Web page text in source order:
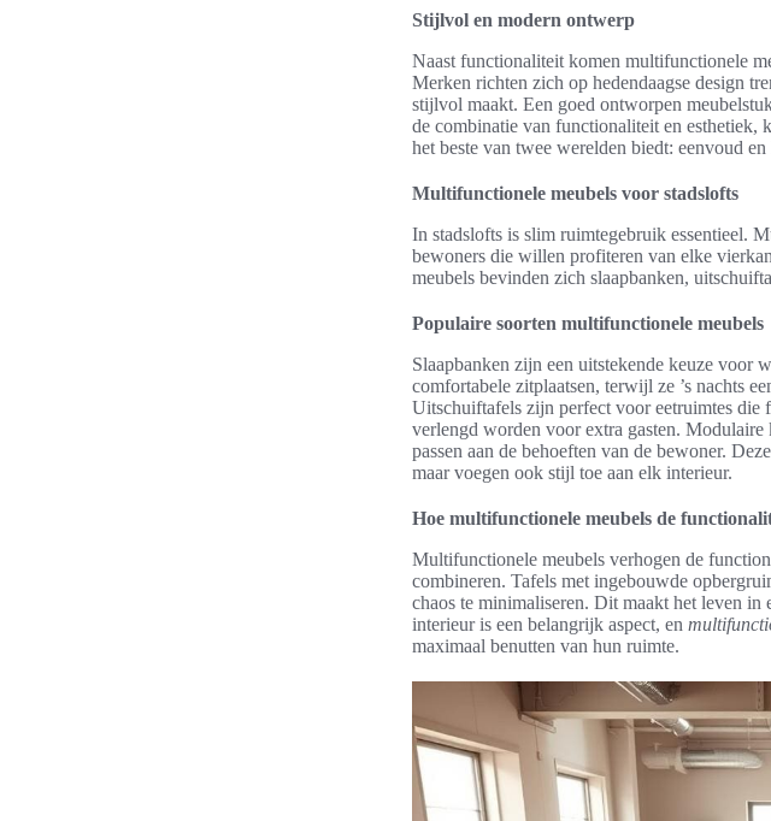
Stijlvol en modern ontwerp
Naast functionaliteit komen multifunctionele
Merken richten zich op hedendaagse design
stijlvol maakt. Een goed ontworpen
de combinatie van functionaliteit en esthetiek,
het beste van twee werelden biedt: eenvoud en
Multifunctionele meubels voor stadslofts
In stadslofts is slim ruimtegebruik essentieel.
bewoners die willen profiteren van elke
meubels bevinden zich slaapbanken,
Populaire soorten multifunctionele meubels
Slaapbanken zijn een uitstekende keuze voor
comfortabele zitplaatsen, terwijl ze ’s nachts
Uitschuiftafels zijn perfect voor eetruimtes
verlengd worden voor extra gasten.
passen aan de behoeften van de bewoner. Deze
maar voegen ook stijl toe aan elk interieur.
Hoe multifunctionele meubels de
Multifunctionele meubels verhogen de
combineren. Tafels met ingebouwde
chaos te minimaliseren. Dit maakt het leven
interieur is een belangrijk aspect, en
maximaal benutten van hun ruimte.